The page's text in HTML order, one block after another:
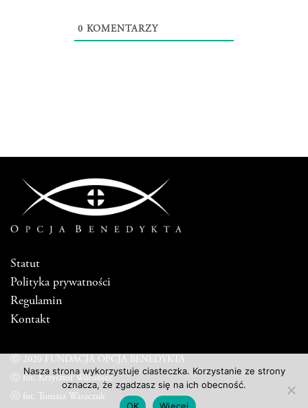
0 KOMENTARZY
Statut
Polityka prywatności
Regulamin
Kontakt
ⓒ 2020 FUNDACJA OPCJA BENEDYKTA
ⓒ fot. Krzysztof Worobiec
ⓒ fot. Tomasz Waszczuk
Nasza strona wykorzystuje ciasteczka. Korzystanie ze strony
oznacza, że zgadzasz się na ich obecność.
OK
Więcej